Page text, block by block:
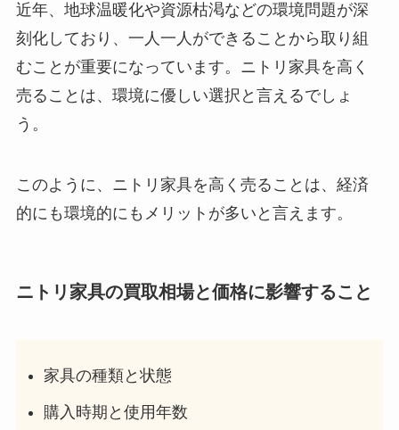
近年、地球温暖化や資源枯渇などの環境問題が深
刻化しており、一人一人ができることから取り組
むことが重要になっています。ニトリ家具を高く
売ることは、環境に優しい選択と言えるでしょ
う。
このように、ニトリ家具を高く売ることは、経済
的にも環境的にもメリットが多いと言えます。
ニトリ家具の買取相場と価格に影響すること
家具の種類と状態
購入時期と使用年数